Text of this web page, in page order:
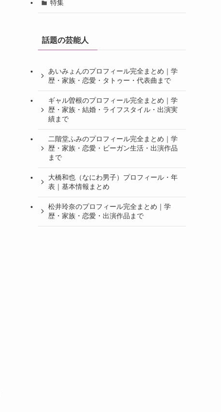
特集
話題の芸能人
あいみょんのプロフィール完全まとめ｜学
歴・家族・恋愛・タトゥー・代表曲まで
ギャル曽根のプロフィール完全まとめ｜学
歴・家族・結婚・ライフスタイル・出演実
績まで
二階堂ふみのプロフィール完全まとめ｜学
歴・家族・恋愛・ビーガン生活・出演作品
まで
大橋和也（なにわ男子）プロフィール・年
表｜基本情報まとめ
松井玲奈のプロフィール完全まとめ｜学
歴・家族・恋愛・出演作品まで